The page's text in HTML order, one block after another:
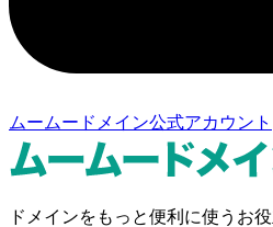
ムームードメイン公式アカウント
ドメインをもっと便利に使うお